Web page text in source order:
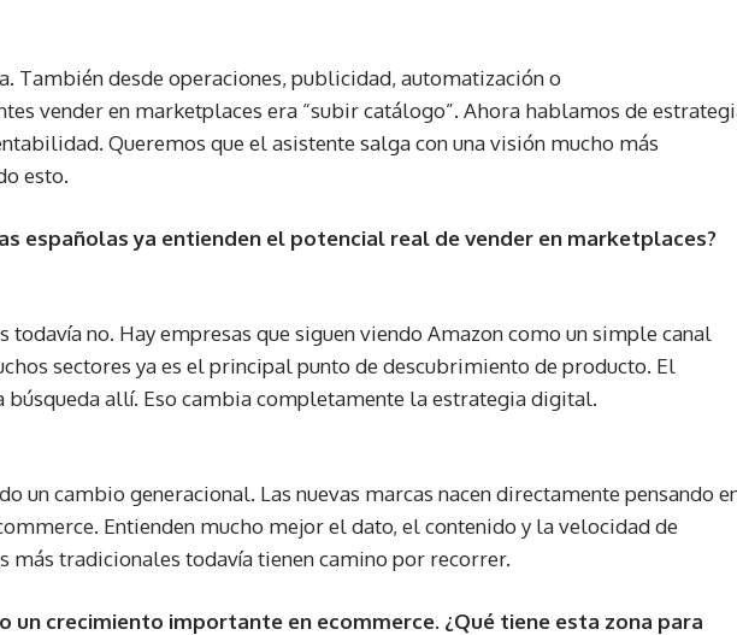
También desde operaciones, publicidad, automatización o
vender en marketplaces era “subir catálogo”. Ahora hablamos de
Queremos que el asistente salga con una visión mucho más
esto.
españolas ya entienden el potencial real de vender en marketplaces?
todavía no. Hay empresas que siguen viendo Amazon como un simple canal
sectores ya es el principal punto de descubrimiento de producto. El
búsqueda allí. Eso cambia completamente la estrategia digital.
un cambio generacional. Las nuevas marcas nacen directamente pensando
Entienden mucho mejor el dato, el contenido y la velocidad de
más tradicionales todavía tienen camino por recorrer.
un crecimiento importante en ecommerce. ¿Qué tiene esta zona para